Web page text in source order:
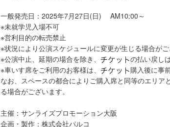
一般発売日：2025年7月27日(日) AM10:00～
※未就学児入場不可
※営利目的の転売禁止
※状況により公演スケジュールに変更が生じる場合がご
※公演中止、延期の場合を除き、
の払い戻し
※車いす席をご利用のお客様は、
購入後に事
なお、スペースの都合によりご購入席と同等のエリ
る場合がございます。
主催：サンライズプロモーション大阪
企画・製作：株式会社パルコ